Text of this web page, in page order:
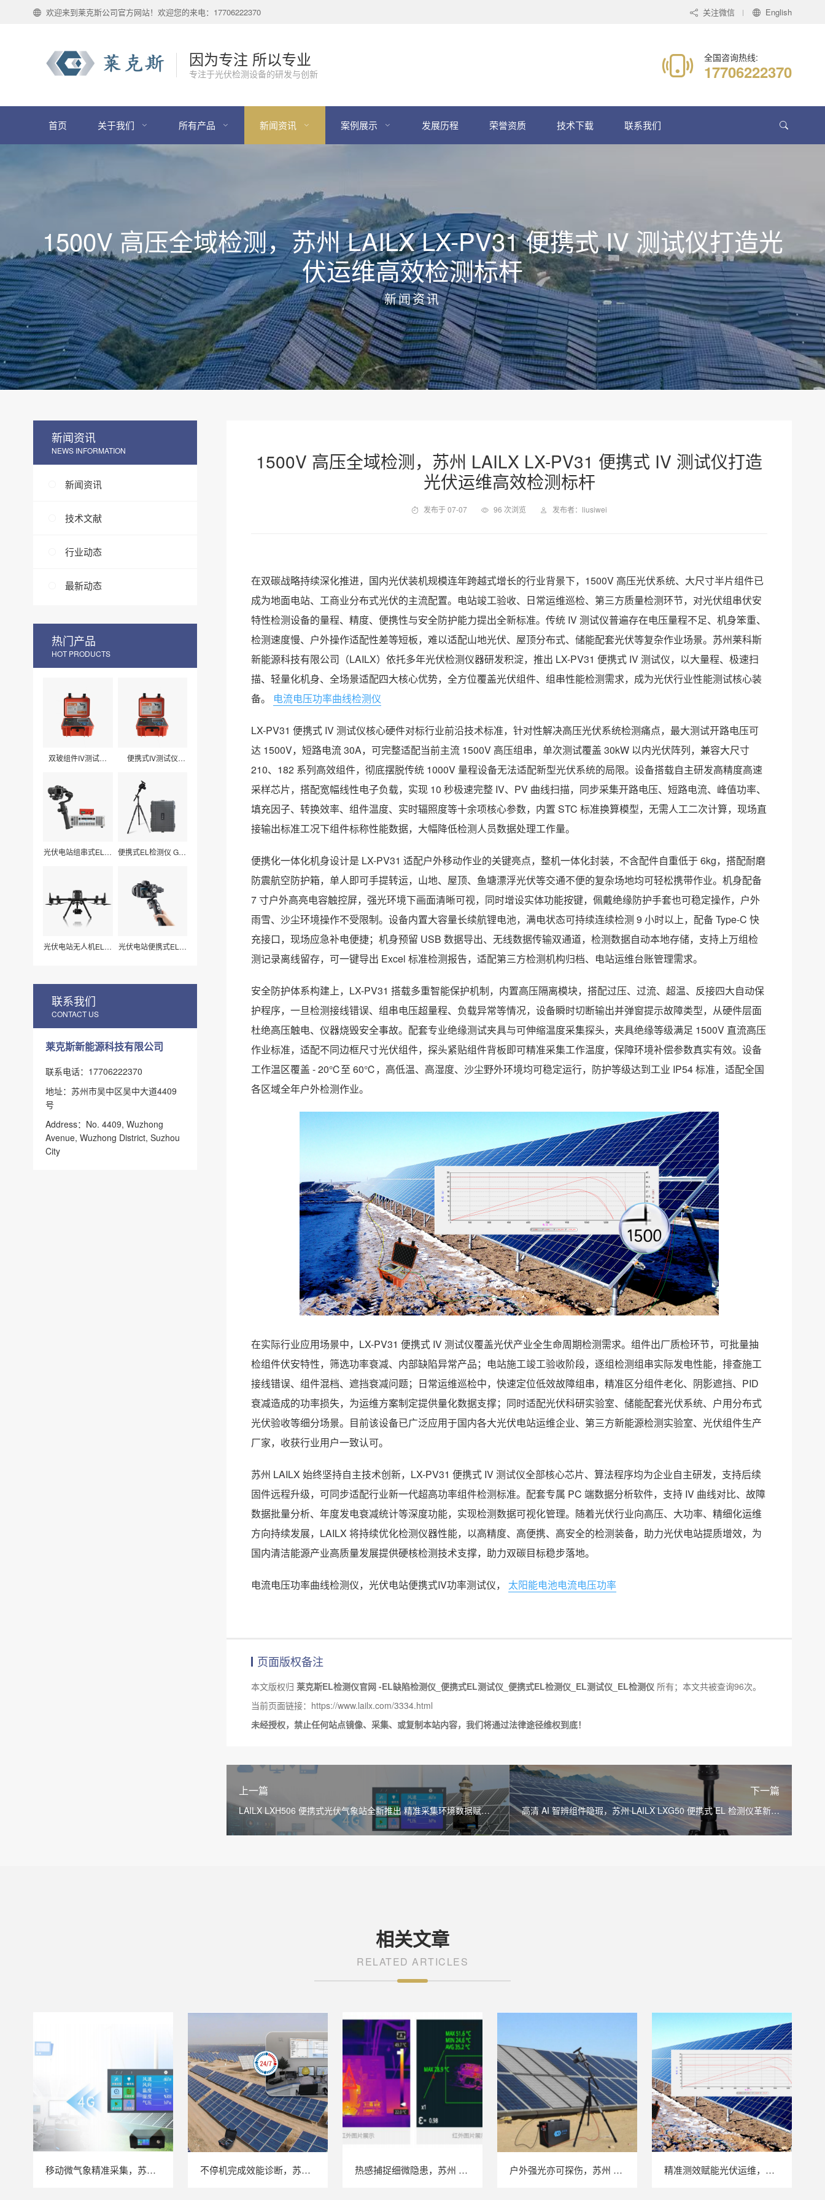
欢迎来到莱克斯公司官方网站！欢迎您的来电：17706222370 关注微信 English
因为专注 所以专业
专注于光伏检测设备的研发与创新
全国咨询热线:
17706222370
首页 关于我们 所有产品 新闻资讯 案例展示 发展历程 荣誉资质 技术下载 联系我们
1500V 高压全域检测，苏州 LAILX LX-PV31 便携式 IV 测试仪打造光
伏运维高效检测标杆
新闻资讯
新闻资讯
NEWS INFORMATION
新闻资讯
技术文献
行业动态
最新动态
热门产品
HOT PRODUCTS
双玻组件IV测试仪
便携式IV测试仪
光伏电站组串式EL检
便携式EL检测仪 G50
光伏电站无人机EL扫
光伏电站便携式EL检
联系我们
CONTACT US
莱克斯新能源科技有限公司
联系电话：17706222370
地址：苏州市吴中区吴中大道4409
号
Address：No. 4409, Wuzhong
Avenue, Wuzhong District, Suzhou
City
1500V 高压全域检测，苏州 LAILX LX-PV31 便携式 IV 测试仪打造
光伏运维高效检测标杆
发布于 07-07 96 次浏览 发布者：liusiwei
在双碳战略持续深化推进，国内光伏装机规模连年跨越式增长的行业背景下，1500V 高压光伏系统、大尺寸半片组件已
成为地面电站、工商业分布式光伏的主流配置。电站竣工验收、日常运维巡检、第三方质量检测环节，对光伏组串伏安
特性检测设备的量程、精度、便携性与安全防护能力提出全新标准。传统 IV 测试仪普遍存在电压量程不足、机身笨重、
检测速度慢、户外操作适配性差等短板，难以适配山地光伏、屋顶分布式、储能配套光伏等复杂作业场景。苏州莱科斯
新能源科技有限公司（LAILX）依托多年光伏检测仪器研发积淀，推出 LX-PV31 便携式 IV 测试仪，以大量程、极速扫
描、轻量化机身、全场景适配四大核心优势，全方位覆盖光伏组件、组串性能检测需求，成为光伏行业性能测试核心装
备。
电流电压功率曲线检测仪
LX-PV31 便携式 IV 测试仪核心硬件对标行业前沿技术标准，针对性解决高压光伏系统检测痛点，最大测试开路电压可
达 1500V，短路电流 30A，可完整适配当前主流 1500V 高压组串，单次测试覆盖 30kW 以内光伏阵列，兼容大尺寸
210、182 系列高效组件，彻底摆脱传统 1000V 量程设备无法适配新型光伏系统的局限。设备搭载自主研发高精度高速
采样芯片，搭配宽幅线性电子负载，实现 10 秒极速完整 IV、PV 曲线扫描，同步采集开路电压、短路电流、峰值功率、
填充因子、转换效率、组件温度、实时辐照度等十余项核心参数，内置 STC 标准换算模型，无需人工二次计算，现场直
接输出标准工况下组件标称性能数据，大幅降低检测人员数据处理工作量。
便携化一体化机身设计是 LX-PV31 适配户外移动作业的关键亮点，整机一体化封装，不含配件自重低于 6kg，搭配耐磨
防震航空防护箱，单人即可手提转运，山地、屋顶、鱼塘漂浮光伏等交通不便的复杂场地均可轻松携带作业。机身配备
7 寸户外高亮电容触控屏，强光环境下画面清晰可视，同时增设实体功能按键，佩戴绝缘防护手套也可稳定操作，户外
雨雪、沙尘环境操作不受限制。设备内置大容量长续航锂电池，满电状态可持续连续检测 9 小时以上，配备 Type-C 快
充接口，现场应急补电便捷；机身预留 USB 数据导出、无线数据传输双通道，检测数据自动本地存储，支持上万组检
测记录离线留存，可一键导出 Excel 标准检测报告，适配第三方检测机构归档、电站运维台账管理需求。
安全防护体系构建上，LX-PV31 搭载多重智能保护机制，内置高压隔离模块，搭配过压、过流、超温、反接四大自动保
护程序，一旦检测接线错误、组串电压超量程、负载异常等情况，设备瞬时切断输出并弹窗提示故障类型，从硬件层面
杜绝高压触电、仪器烧毁安全事故。配套专业绝缘测试夹具与可伸缩温度采集探头，夹具绝缘等级满足 1500V 直流高压
作业标准，适配不同边框尺寸光伏组件，探头紧贴组件背板即可精准采集工作温度，保障环境补偿参数真实有效。设备
工作温区覆盖 - 20℃至 60℃，高低温、高湿度、沙尘野外环境均可稳定运行，防护等级达到工业 IP54 标准，适配全国
各区域全年户外检测作业。
在实际行业应用场景中，LX-PV31 便携式 IV 测试仪覆盖光伏产业全生命周期检测需求。组件出厂质检环节，可批量抽
检组件伏安特性，筛选功率衰减、内部缺陷异常产品；电站施工竣工验收阶段，逐组检测组串实际发电性能，排查施工
接线错误、组件混档、遮挡衰减问题；日常运维巡检中，快速定位低效故障组串，精准区分组件老化、阴影遮挡、PID
衰减造成的功率损失，为运维方案制定提供量化数据支撑；同时适配光伏科研实验室、储能配套光伏系统、户用分布式
光伏验收等细分场景。目前该设备已广泛应用于国内各大光伏电站运维企业、第三方新能源检测实验室、光伏组件生产
厂家，收获行业用户一致认可。
苏州 LAILX 始终坚持自主技术创新，LX-PV31 便携式 IV 测试仪全部核心芯片、算法程序均为企业自主研发，支持后续
固件远程升级，可同步适配行业新一代超高功率组件检测标准。配套专属 PC 端数据分析软件，支持 IV 曲线对比、故障
数据批量分析、年度发电衰减统计等深度功能，实现检测数据可视化管理。随着光伏行业向高压、大功率、精细化运维
方向持续发展，LAILX 将持续优化检测仪器性能，以高精度、高便携、高安全的检测装备，助力光伏电站提质增效，为
国内清洁能源产业高质量发展提供硬核检测技术支撑，助力双碳目标稳步落地。
电流电压功率曲线检测仪，光伏电站便携式IV功率测试仪， 太阳能电池电流电压功率
页面版权备注
本文版权归 莱克斯EL检测仪官网 -EL缺陷检测仪_便携式EL测试仪_便携式EL检测仪_EL测试仪_EL检测仪 所有；本文共被查询96次。
当前页面链接：https://www.lailx.com/3334.html
未经授权，禁止任何站点镜像、采集、或复制本站内容，我们将通过法律途径维权到底！
上一篇
LAILX LXH506 便携式光伏气象站全新推出 精准采集环境数据赋能
光伏发电量评估与效能优化
下一篇
高清 AI 智辨组件隐瑕，苏州 LAILX LXG50 便携式 EL 检测仪革新光
相关文章
RELATED ARTICLES
移动微气象精准采集，苏州 LAILX LXH506 便携式气象站补齐光伏检测环境数据短板 不停机完成效能诊断，苏州 LAILX LX‑PE93 逆变器综合测试仪筑牢光伏电站效能底座 热感捕捉细微隐患，苏州 LAILX LX‑F300 手持红外热成像仪赋能光伏安全运维 户外强光亦可探伤，苏州 LAILX LXG30 便携式 EL 检测仪重塑光伏组件无损检测标准 精准测效赋能光伏运维，苏州 LAILX LX‑PV32 便携式 IV 测试仪打造现场检测新标杆